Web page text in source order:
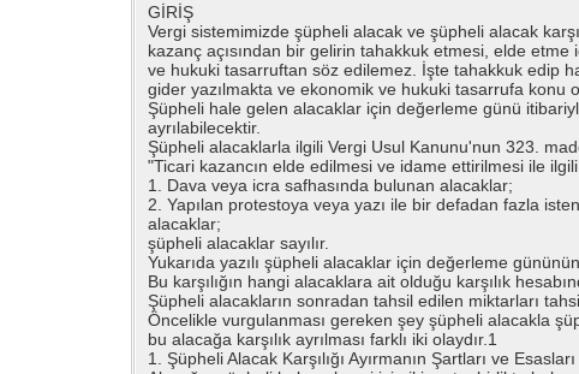
GİRİŞ
Vergi sistemimizde şüpheli alacak ve şüpheli alacak
kazanç açısından bir gelirin tahakkuk etmesi, elde
ve hukuki tasarruftan söz edilemez. İşte tahakkuk edip
gider yazılmakta ve ekonomik ve hukuki tasarrufa konu
Şüpheli hale gelen alacaklar için değerleme günü
ayrılabilecektir.
Şüpheli alacaklarla ilgili Vergi Usul Kanunu'nun 323.
"Ticari kazancın elde edilmesi ve idame ettirilmesi ile
1. Dava veya icra safhasında bulunan alacaklar;
2. Yapılan protestoya veya yazı ile bir defadan fazla
alacaklar;
şüpheli alacaklar sayılır.
Yukarıda yazılı şüpheli alacaklar için değerleme
Bu karşılığın hangi alacaklara ait olduğu karşılık
Şüpheli alacakların sonradan tahsil edilen miktarları
Öncelikle vurgulanması gereken şey şüpheli alacakla
bu alacağa karşılık ayrılması farklı iki olaydır.1
1. Şüpheli Alacak Karşılığı Ayırmanın Şartları ve Esasları